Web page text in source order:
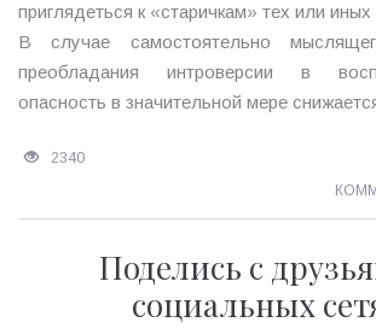
приглядеться к «старичкам» тех или
В случае самостоятельно
преобладания интроверсии в
опасность в значительной мере
2340
Поделись с
социальных